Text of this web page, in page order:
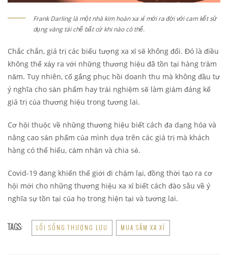
Frank Darling là một nhà kim hoàn xa xỉ mới ra đời với cam kết sử
dụng vàng tái chế bất cứ khi nào có thể.
Chắc chắn, giá trị các biểu tượng xa xỉ sẽ không đổi. Đó là điều
không thể xảy ra với những thương hiệu đã tồn tại hàng trăm
năm. Tuy nhiên, cố gắng phục hồi doanh thu mà không đầu tư
ý nghĩa cho sản phẩm hay trải nghiệm sẽ làm giảm đáng kể
giá trị của thương hiệu trong tương lai.
Cơ hội thuộc về những thương hiệu biết cách đa dạng hóa và
nâng cao sản phẩm của mình dựa trên các giá trị mà khách
hàng có thể hiểu, cảm nhận và chia sẻ.
Covid-19 đang khiến thế giới đi chậm lại, đồng thời tạo ra cơ
hội mới cho những thương hiệu xa xỉ biết cách đào sâu về ý
nghĩa sự tồn tại của họ trong hiện tại và tương lai.
TAGS: LỐI SỐNG THƯỢNG LƯU MUA SẮM XA XỈ